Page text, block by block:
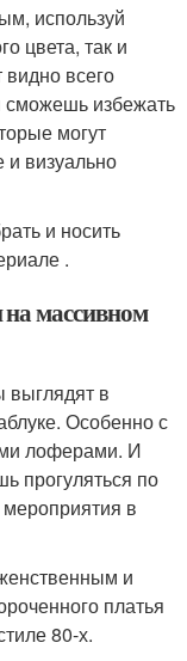
используй
цвета, так и
видно всего
сможешь избежать
могут
и визуально
и носить
.
массивном
в
Особенно с
лоферами. И
прогуляться по
в
и
платья
80-х.